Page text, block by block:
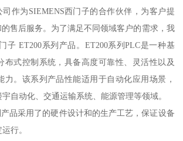
作为SIEMENS西门子的合作伙伴，为客户提
售后服务。为了满足不同领域客户的需求，我
子 ET200系列产品。ET200系列PLC是一种基
布式控制系统，具备高度可靠性、灵活性以及
力。该系列产品性能适用于自动化应用场景，
自动化、交通运输系统、能源管理等领域。
品采用了的硬件设计和的生产工艺，保证设备
行。